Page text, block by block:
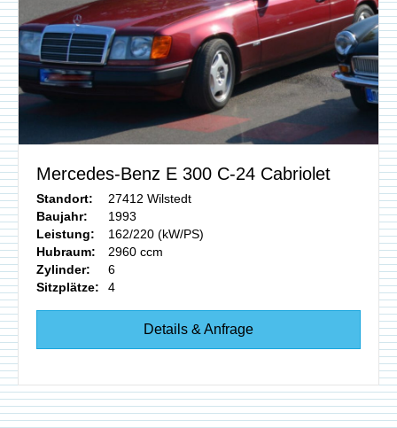
Mercedes-Benz E 300 C-24 Cabriolet
Standort:
27412 Wilstedt
Baujahr:
1993
Leistung:
162/220 (kW/PS)
Hubraum:
2960 ccm
Zylinder:
6
Sitzplätze:
4
Details & Anfrage